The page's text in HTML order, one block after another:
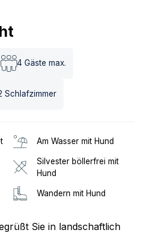
4 Gäste max.
Schlafzimmer
Am Wasser mit Hund
Silvester böllerfrei mit
Hund
Wandern mit Hund
Sie in landschaftlich